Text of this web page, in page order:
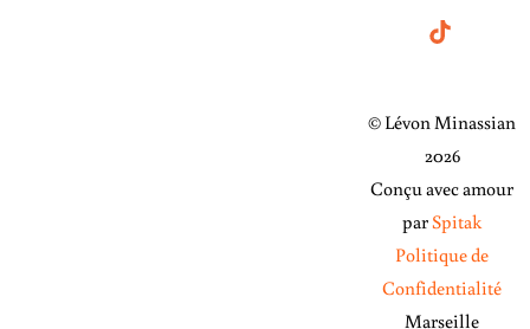
© Lévon Minassian
2026
Conçu avec amour
parSpitak
Politique de
Confidentialité
Marseille